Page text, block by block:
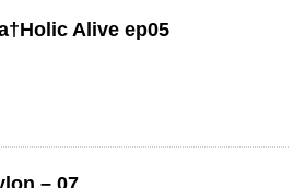
Alive ep05
– 07